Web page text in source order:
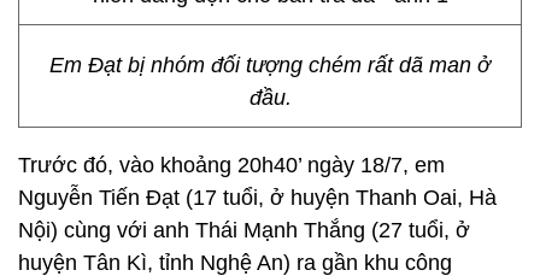
Em Đạt bị nhóm đối tượng chém rất dã man ở
đầu.
Trước đó, vào khoảng 20h40’ ngày 18/7, em
Nguyễn Tiến Đạt (17 tuổi, ở huyện Thanh Oai, Hà
Nội) cùng với anh Thái Mạnh Thắng (27 tuổi, ở
huyện Tân Kì, tỉnh Nghệ An) ra gần khu công